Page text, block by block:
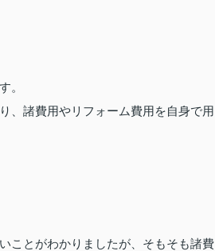
。
、諸費用やリフォーム費用を自身で用
ことがわかりましたが、そもそも諸費